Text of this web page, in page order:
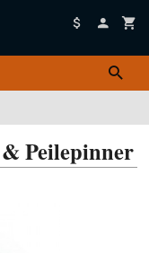
Peilepinner